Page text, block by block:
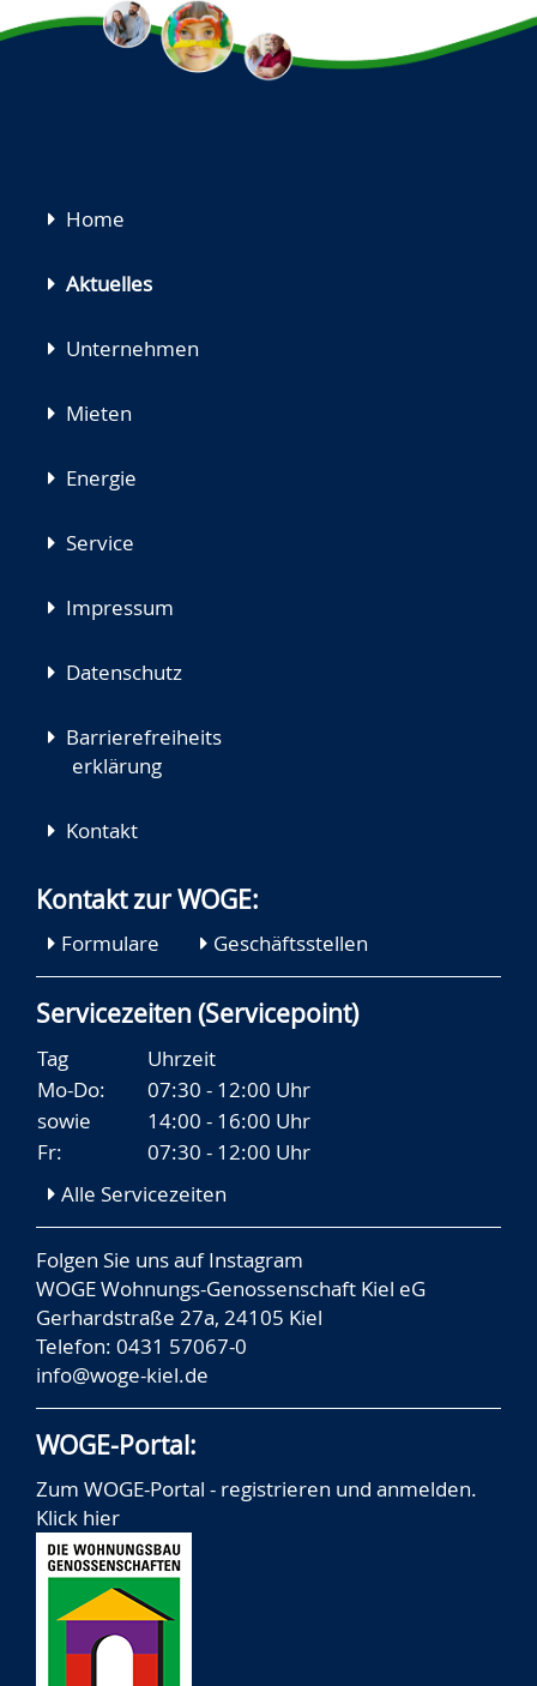
Navigation
Home
Aktuelles
Unternehmen
Mieten
Energie
Service
Impressum
Datenschutz
Barrierefreiheits
erklärung
Kontakt
Kontakt zur WOGE:
Formulare Geschäftsstellen
Servicezeiten (Servicepoint)
Tag
Uhrzeit
Mo-Do:
07:30 - 12:00 Uhr
sowie
14:00 - 16:00 Uhr
Fr:
07:30 - 12:00 Uhr
Alle Servicezeiten
Folgen Sie uns aufInstagram
WOGE Wohnungs-Genossenschaft Kiel eG
Gerhardstraße 27a, 24105 Kiel
Telefon: 0431 57067-0
info@woge-kiel.de
WOGE-Portal:
Zum WOGE-Portal - registrieren und anmelden.
Klick hier